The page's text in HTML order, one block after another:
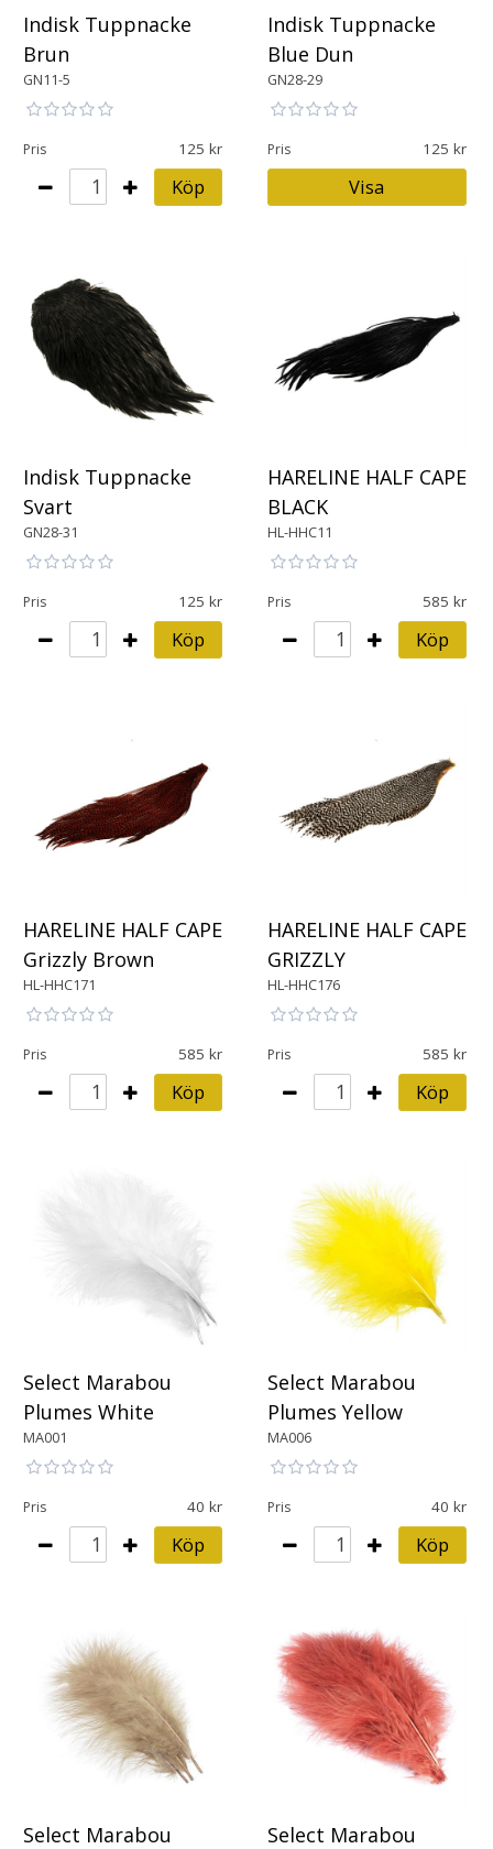
Indisk Tuppnacke
Brun
GN11-5
Pris 125
Köp
Indisk Tuppnacke
Blue Dun
GN28-29
Pris 125
Visa
Indisk Tuppnacke
Svart
GN28-31
Pris 125
Köp
HARELINE HALF CAPE
BLACK
HL-HHC11
Pris 585
Köp
HARELINE HALF CAPE
Grizzly Brown
HL-HHC171
Pris 585
Köp
HARELINE HALF CAPE
GRIZZLY
HL-HHC176
Pris 585
Köp
Select Marabou
Plumes White
MA001
Pris 40
Köp
Select Marabou
Plumes Yellow
MA006
Pris 40
Köp
Select Marabou
Select Marabou